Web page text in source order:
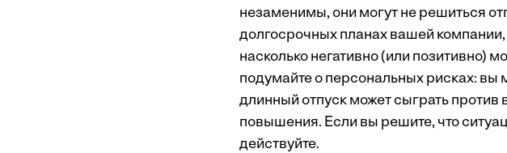
незаменимы, они могут не решиться
долгосрочных планах вашей
насколько негативно (или позитивно)
подумайте о персональных рисках: вы
длинный отпуск может сыграть против
повышения. Если вы решите, что
действуйте.